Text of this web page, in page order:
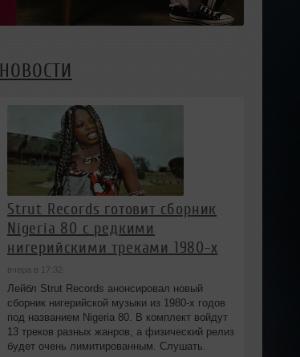
НОВОСТИ
Strut Records готовит сборник
Nigeria 80 с редкими
нигерийскими треками 1980-х
вчера в 17:32
Лейбл Strut Records анонсировал новый
сборник нигерийской музыки из 1980-х годов
под названием Nigeria 80. В комплект войдут
13 треков разных жанров, а физический релиз
будет очень лимитированным. Слушать.